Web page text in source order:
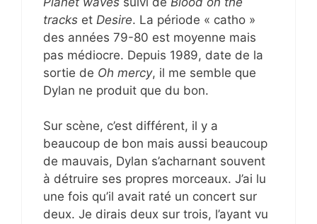
tracks et Desire. La période « catho »
des années 79-80 est moyenne mais
pas médiocre. Depuis 1989, date de la
sortie de Oh mercy, il me semble que
Dylan ne produit que du bon.
Sur scène, c’est différent, il y a
beaucoup de bon mais aussi beaucoup
de mauvais, Dylan s’acharnant souvent
à détruire ses propres morceaux. J’ai lu
une fois qu’il avait raté un concert sur
deux. Je dirais deux sur trois, l’ayant vu